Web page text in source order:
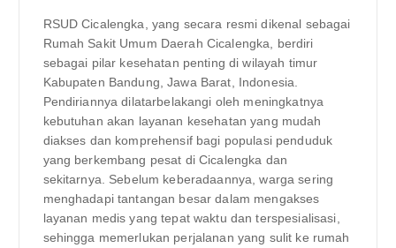
RSUD Cicalengka, yang secara resmi dikenal sebagai
Rumah Sakit Umum Daerah Cicalengka, berdiri
sebagai pilar kesehatan penting di wilayah timur
Kabupaten Bandung, Jawa Barat, Indonesia.
Pendiriannya dilatarbelakangi oleh meningkatnya
kebutuhan akan layanan kesehatan yang mudah
diakses dan komprehensif bagi populasi penduduk
yang berkembang pesat di Cicalengka dan
sekitarnya. Sebelum keberadaannya, warga sering
menghadapi tantangan besar dalam mengakses
layanan medis yang tepat waktu dan terspesialisasi,
sehingga memerlukan perjalanan yang sulit ke rumah